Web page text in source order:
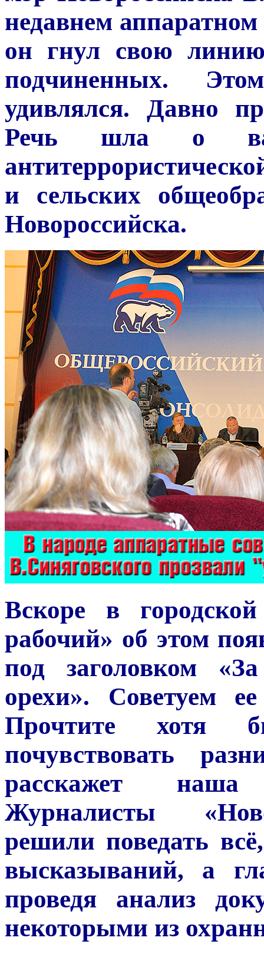
недавнем
он гнул свою
подчиненных.
удивлялся. Давно
Речь шла о
и сельских
Новороссийска.
Вскоре в городской
рабочий» об этом
под заголовком
орехи». Советуем
Прочтите хотя
почувствовать
расскажет наша
Журналисты
решили поведать
высказываний, а
проведя анализ
некоторыми из